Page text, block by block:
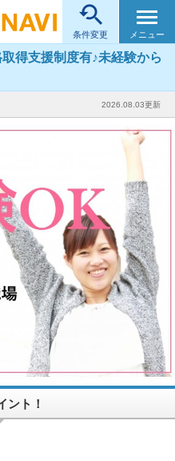

条件変更 メニュー
得支援制度有♪未経験から
2026.08.03更新
ント！